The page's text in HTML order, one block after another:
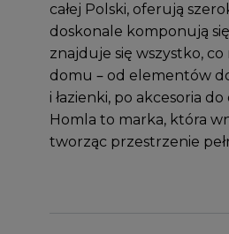
całej Polski, oferują
doskonale komponują
znajduje się wszystko,
domu – od elementów
i łazienki, po akcesoria
Homla to marka, która
tworząc przestrzenie